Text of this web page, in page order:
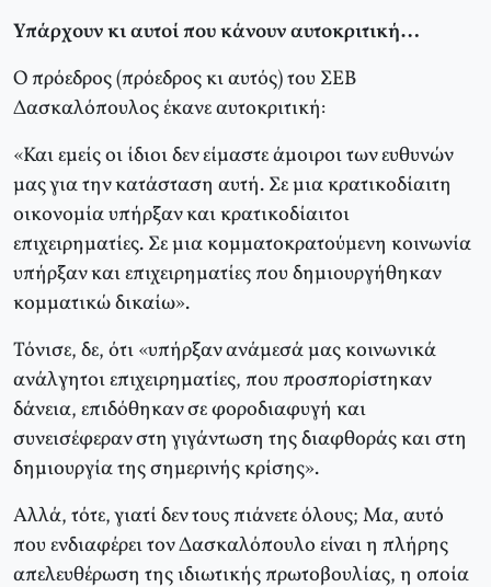
Υπάρχουν κι αυτοί που κάνουν αυτοκριτική…
Ο πρόεδρος (πρόεδρος κι αυτός) του ΣΕΒ
Δασκαλόπουλος έκανε αυτοκριτική:
«Και εμείς οι ίδιοι δεν είμαστε άμοιροι των ευθυνών
μας για την κατάσταση αυτή. Σε μια κρατικοδίαιτη
οικονομία υπήρξαν και κρατικοδίαιτοι
επιχειρηματίες. Σε μια κομματοκρατούμενη κοινωνία
υπήρξαν και επιχειρηματίες που δημιουργήθηκαν
κομματικώ δικαίω».
Τόνισε, δε, ότι «υπήρξαν ανάμεσά μας κοινωνικά
ανάλγητοι επιχειρηματίες, που προσπορίστηκαν
δάνεια, επιδόθηκαν σε φοροδιαφυγή και
συνεισέφεραν στη γιγάντωση της διαφθοράς και στη
δημιουργία της σημερινής κρίσης».
Αλλά, τότε, γιατί δεν τους πιάνετε όλους; Μα, αυτό
που ενδιαφέρει τον Δασκαλόπουλο είναι η πλήρης
απελευθέρωση της ιδιωτικής πρωτοβουλίας, η οποία